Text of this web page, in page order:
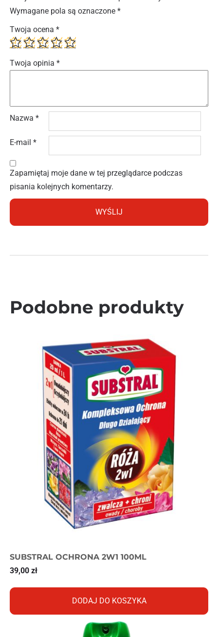
Wymagane pola są oznaczone *
Twoja ocena *
Twoja opinia *
Nazwa *
E-mail *
Zapamiętaj moje dane w tej przeglądarce podczas
pisania kolejnych komentarzy.
Podobne produkty
SUBSTRAL OCHRONA 2W1 100ML
39,00 zł
DODAJ DO KOSZYKA